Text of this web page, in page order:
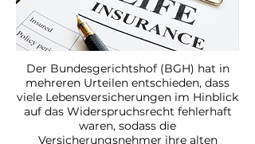
Der Bundesgerichtshof (BGH) hat in
mehreren Urteilen entschieden, dass
viele Lebensversicherungen im Hinblick
auf das Widerspruchsrecht fehlerhaft
waren, sodass die
Versicherungsnehmer ihre alten